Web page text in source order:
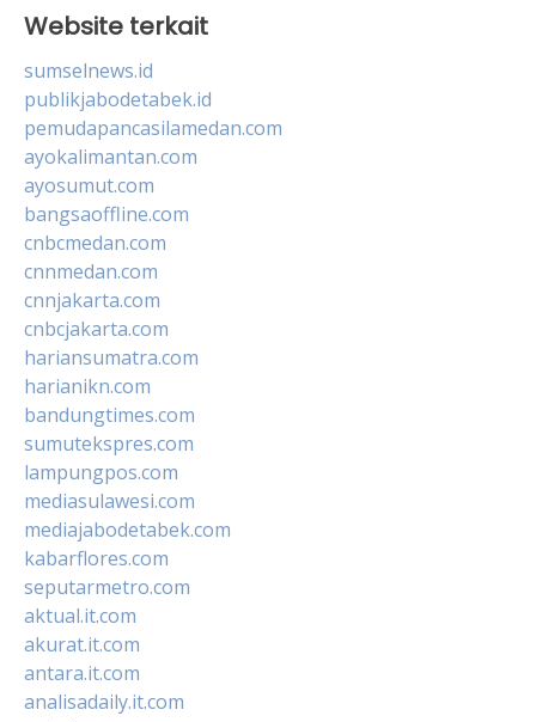
Website terkait
sumselnews.id
publikjabodetabek.id
pemudapancasilamedan.com
ayokalimantan.com
ayosumut.com
bangsaoffline.com
cnbcmedan.com
cnnmedan.com
cnnjakarta.com
cnbcjakarta.com
hariansumatra.com
harianikn.com
bandungtimes.com
sumutekspres.com
lampungpos.com
mediasulawesi.com
mediajabodetabek.com
kabarflores.com
seputarmetro.com
aktual.it.com
akurat.it.com
antara.it.com
analisadaily.it.com